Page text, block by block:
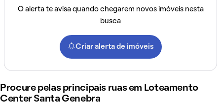
O alerta te avisa quando chegarem novos imóveis nesta
busca
Criar alerta de imóveis
Procure pelas principais ruas em Loteamento
Center Santa Genebra